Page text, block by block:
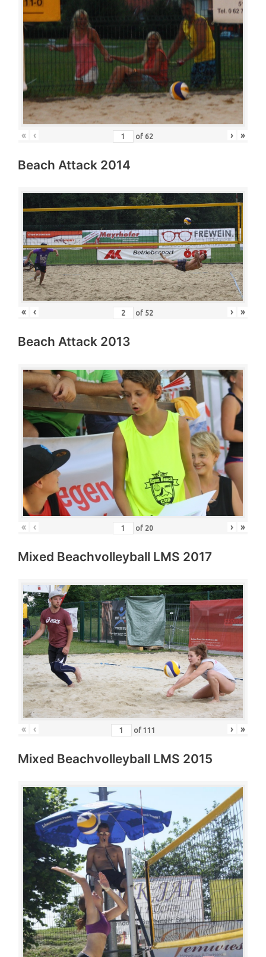
« ‹ of 62 › »
Beach Attack 2014
« ‹ of 52 › »
Beach Attack 2013
« ‹ of 20 › »
Mixed Beachvolleyball LMS 2017
« ‹ of 111 › »
Mixed Beachvolleyball LMS 2015